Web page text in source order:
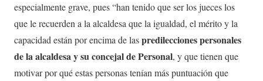
especialmente grave, pues “han tenido que ser los jueces los
que le recuerden a la alcaldesa que la igualdad, el mérito y la
capacidad están por encima de laspredilecciones personales
de la alcaldesa y su concejal de Personal, y que tienen que
motivar por qué estas personas tenían más puntuación que